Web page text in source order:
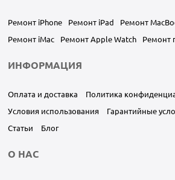
Ремонт iPhone Ремонт iPad Ремонт
Ремонт iMac
Ремонт Apple Watch Ремонт
ИНФОРМАЦИЯ
Оплата и доставка
Политика
Условия использования
Гарантийные
Статьи
Блог
О НАС